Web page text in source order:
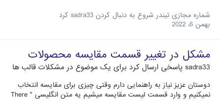
شماره مجازی تیندر شروع به دنبال کردن sadra33 کرد
بهمن 6، 2022
مشکل در تغییر قسمت مقایسه محصولات
sadra33 پاسخی ارسال کرد برای یک موضوع در مشکلات قالب ها
دوستان عزیز نیاز به راهنمایی دارم وقتی چیزی برای مقایسه انتخاب
نمیکنیم و وارد قسمت لیست مقایسه میشیم یه متن انگلیسی " There